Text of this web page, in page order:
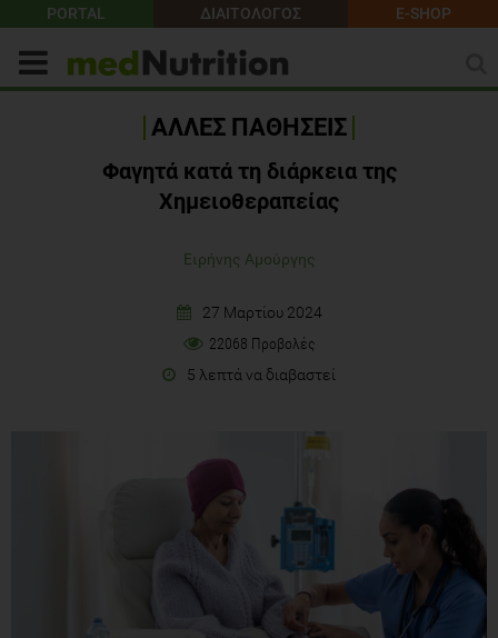
PORTAL ΔΙΑΙΤΟΛΟΓΟΣ E-SHOP
ΑΛΛΕΣ ΠΑΘΗΣΕΙΣ
Φαγητά κατά τη διάρκεια της
Χημειοθεραπείας
Ειρήνης Αμούργης
27 Μαρτίου 2024
22068 Προβολές
5 λεπτά να διαβαστεί